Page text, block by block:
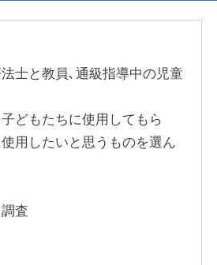
士と教員､通級指導中の児童
どもたちに使用してもら
用したいと思うものを選ん
査